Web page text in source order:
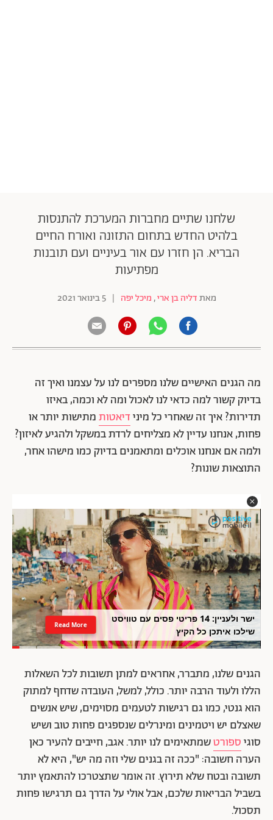
שלחנו שתיים מחברות המערכת להתנסות
בלהיט החדש בתחום התזונה ואורח החיים
הבריא. הן חזרו עם אור בעיניים ועם תובנות
מפתיעות
מאתדליה בן ארי, מיכל יפה | 5 בינואר 2021
מה הגנים האישיים שלנו מספרים לנו על עצמנו ואיך זה
בדיוק קשור למה כדאי לנו לאכול ומה לא וכמה, באיזו
תדירות? איך זה שאחרי כל מינידיאטותמתישות יותר או
פחות, אנחנו עדיין לא מצליחים לרדת במשקל ולהגיע לאיזון?
ולמה אם אנחנו אוכלים ומתאמנים בדיוק כמו מישהו אחר,
התוצאות שונות?
ישר ולעניין: 14 פריטי פסים עם טוויסט
שילכו איתכן כל הקיץ
Read More
הגנים שלנו, מתברר, אחראים למתן תשובות לכל השאלות
הללו ולעוד הרבה יותר. כולל, למשל, העובדה שדחף למתוק
הוא גנטי, כמו גם רגישות לטעמים מסוימים, שיש אנשים
שאצלם יש ויטמינים ומינרלים שנספגים פחות טוב ושיש
סוגיספורטשמתאימים לנו יותר. אגב, חייבים להעיר כאן
הערה חשובה: "ככה זה בגנים שלי וזה מה יש", היא לא
תשובה ובטח שלא תירוץ. זה אומר שתצטרכו להתאמץ יותר
בשביל הבריאות שלכם, אבל אולי על הדרך גם תרגישו פחות
תסכול.